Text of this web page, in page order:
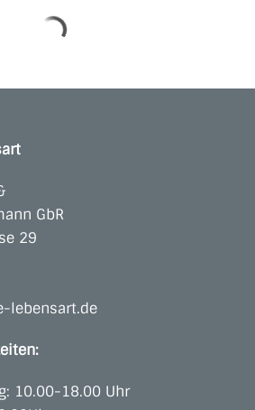
GbR
29
lebensart.de
10.00-18.00 Uhr